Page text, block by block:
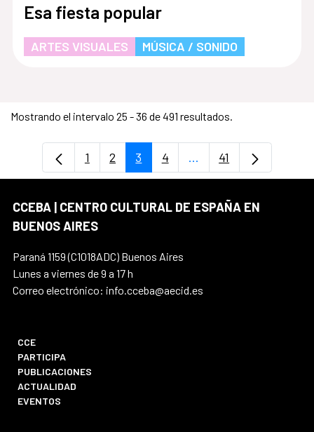
Esa fiesta popular
ARTES VISUALES MÚSICA / SONIDO
Mostrando el intervalo 25 - 36 de 491 resultados.
Página
1 Página
2 Página
3 Página
4 ...Páginas intermedias
Página
41
CCEBA | CENTRO CULTURAL DE ESPAÑA EN
BUENOS AIRES
Paraná 1159 (C1018ADC) Buenos Aires
Lunes a viernes de 9 a 17 h
Correo electrónico: info.cceba@aecid.es
CCE
PARTICIPA
PUBLICACIONES
ACTUALIDAD
EVENTOS